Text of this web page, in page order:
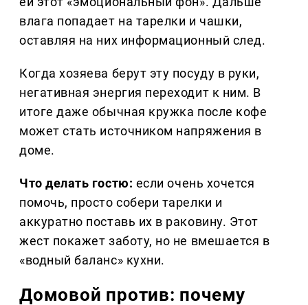
влага попадает на тарелки и чашки,
оставляя на них информационный след.
Когда хозяева берут эту посуду в руки,
негативная энергия переходит к ним. В
итоге даже обычная кружка после кофе
может стать источником напряжения в
доме.
Что делать гостю: если очень хочется
помочь, просто собери тарелки и
аккуратно поставь их в раковину. Этот
жест покажет заботу, но не вмешается в
«водный баланс» кухни.
Домовой против: почему